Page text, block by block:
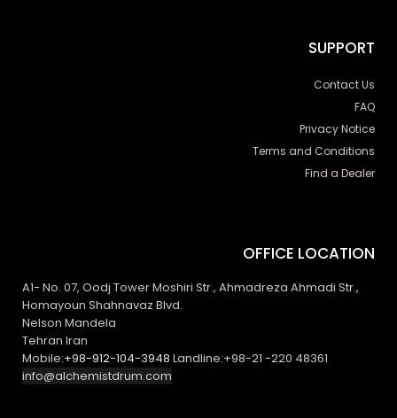
SUPPORT
Contact Us
FAQ
Privacy Notice
Terms and Conditions
Find a Dealer
OFFICE LOCATION
A1- No. 07, Oodj Tower Moshiri Str., Ahmadreza Ahmadi Str.,
Homayoun Shahnavaz Blvd.
Nelson Mandela
Tehran Iran
Mobile:+98-912-104-3948 Landline:+98-21 -220 48361
info@alchemistdrum.com